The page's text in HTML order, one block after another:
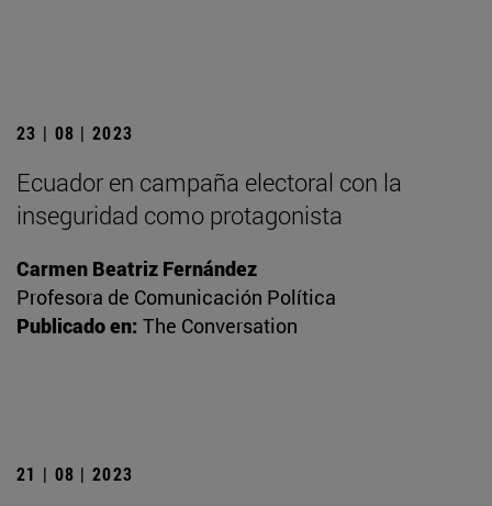
23 | 08 | 2023
Ecuador en campaña electoral con la
inseguridad como protagonista
Carmen Beatriz Fernández
Profesora de Comunicación Política
Publicado en: The Conversation
21 | 08 | 2023